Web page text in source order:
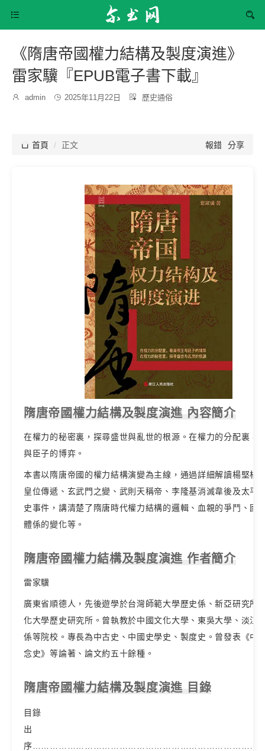


《隋唐帝國權力結構及製度演進》
雷家驥『EPUB電子書下載』

博
admin  發
2025年11月22日 
分
歷史通俗
 首頁 正文 報錯 分享
隋唐帝國權力結構及製度演進 內容簡介
在權力的秘密裏，探尋盛世與亂世的根源。在權力的分配裏，
與臣子的博弈。
本書以隋唐帝國的權力結構演變為主線，通過詳細解讀楊堅楊
皇位傳遞、玄武門之變、武則天稱帝、李隆基消滅韋後及太平
史事件，講清楚了隋唐時代權力結構的邏輯、血親的爭鬥、國
體係的變化等。
隋唐帝國權力結構及製度演進 作者簡介
雷家驥
廣東省順德人，先後遊學於台灣師範大學歷史係、新亞研究所
化大學歷史研究所。曾執教於中國文化大學、東吳大學、淡江
係等院校。專長為中古史、中國史學史、製度史。曾發表《中
念史》等論著、論文約五十餘種。
隋唐帝國權力結構及製度演進 目錄
目錄
出
序